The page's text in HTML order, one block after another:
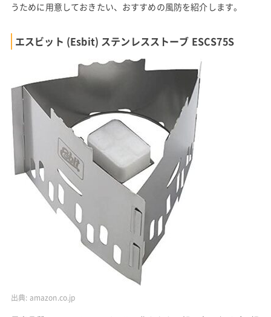
うために用意しておきたい、おすすめの風防を紹介します。
エスビット (Esbit) ステンレスストーブ ESCS75S
出典: amazon.co.jp